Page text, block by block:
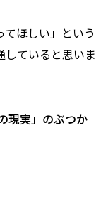
ほしい」という
ていると思いま
現実」のぶつか